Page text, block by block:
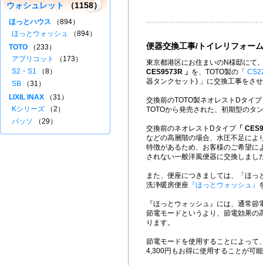
便器交換工事/トイレリフォーム
東京都港区にお住まいのN様邸にて
CES9573R 」 を、TOTO製の「
器タンクセット) 」に交換工事をさ
交換前のTOTO製ネオレストDタイプ
TOTOから発売された、初期型のタ
交換前のネオレストDタイプ「
などの高層階の場合、水圧不足によ
特徴があるため、お客様のご希望に
されない一般洋風便器に交換しまし
また、便座につきましては、「ほっ
洗浄暖房便座 『ほっとウォッシュ』
『ほっとウォッシュ』には、通常
節電モードというより、節電効果の
ります。
節電モードを使用することによって
4,300円もお得に使用することが可
ウォシュレット （1158）
ほっとハウス （894）
ほっとウォッシュ （894）
TOTO （233）
アプリコット
（173）
S2・S1 （8）
SB （31）
LIXIL INAX （31）
Kシリーズ （2）
パッソ （29）